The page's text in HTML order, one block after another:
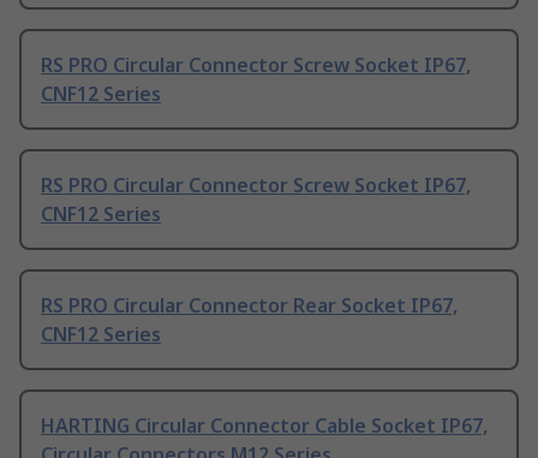
RS PRO Circular Connector Screw Socket IP67,
CNF12 Series
RS PRO Circular Connector Screw Socket IP67,
CNF12 Series
RS PRO Circular Connector Rear Socket IP67,
CNF12 Series
HARTING Circular Connector Cable Socket IP67,